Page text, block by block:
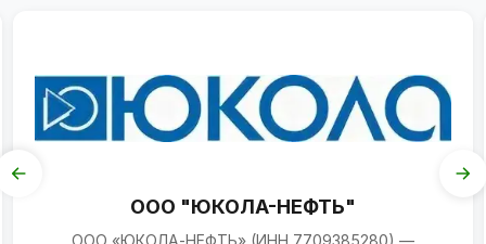
ООО "ЮКОЛА-НЕФТЬ"
ООО «ЮКОЛА‑НЕФТЬ» (ИНН 7709385280) —